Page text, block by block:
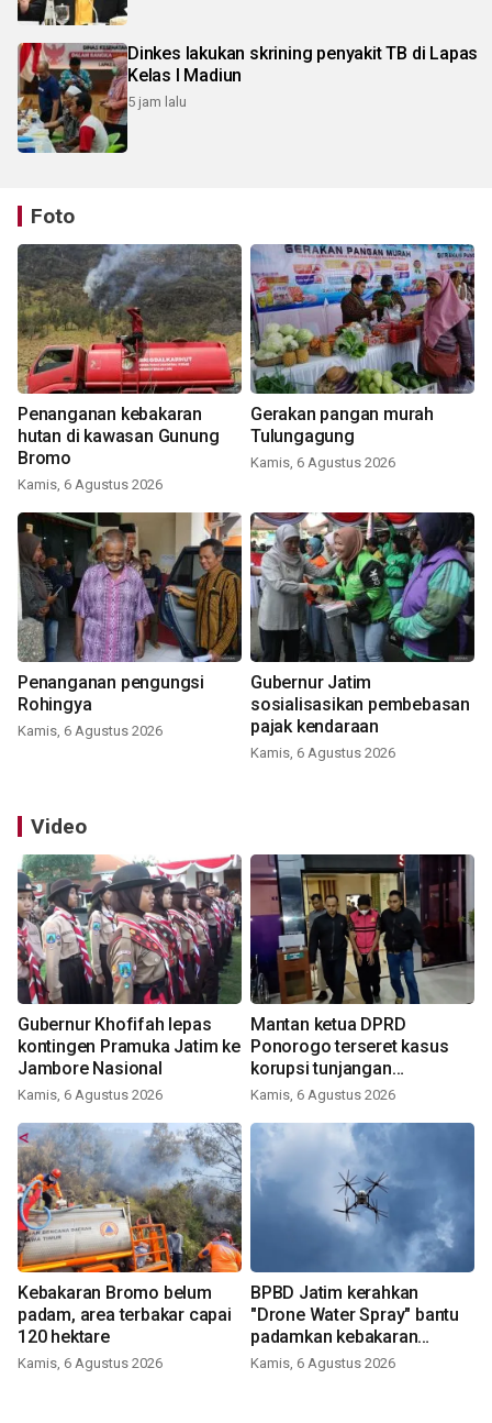
Dinkes lakukan skrining penyakit TB di Lapas
Kelas I Madiun
5 jam lalu
Foto
Penanganan kebakaran
hutan di kawasan Gunung
Bromo
Kamis, 6 Agustus 2026
Gerakan pangan murah
Tulungagung
Kamis, 6 Agustus 2026
Penanganan pengungsi
Rohingya
Kamis, 6 Agustus 2026
Gubernur Jatim
sosialisasikan pembebasan
pajak kendaraan
Kamis, 6 Agustus 2026
Video
Gubernur Khofifah lepas
kontingen Pramuka Jatim ke
Jambore Nasional
Kamis, 6 Agustus 2026
Mantan ketua DPRD
Ponorogo terseret kasus
korupsi tunjangan
perumahan
Kamis, 6 Agustus 2026
Kebakaran Bromo belum
padam, area terbakar capai
120 hektare
Kamis, 6 Agustus 2026
BPBD Jatim kerahkan
"Drone Water Spray" bantu
padamkan kebakaran
Bromo
Kamis, 6 Agustus 2026